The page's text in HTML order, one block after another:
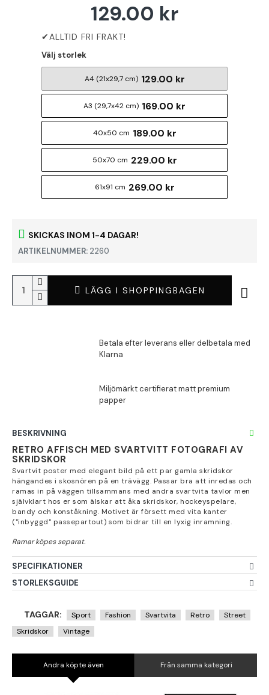
SKICKAS INOM 1-4 DAGAR!
ARTIKELNUMMER: 2260
129.00 kr
Välj storlek
A4 (21x29,7 cm) 129.00 kr
A3 (29,7x42 cm) 169.00 kr
40x50 cm 189.00 kr
50x70 cm 229.00 kr
61x91 cm 269.00 kr
LÄGG I SHOPPINGBAGEN
BESKRIVNING
RETRO AFFISCH MED SVARTVITT FOTOGRAFI AV
SKRIDSKOR
Svartvit poster med elegant bild på ett par gamla skridskor
hängandes i skosnören på en trävägg. Passar bra att inredas och
ramas in på väggen tillsammans med andra svartvita tavlor men
självklart hos er som älskar att åka skridskor, hockeyspelare,
bandy och konståkning. Motivet är försett med vita kanter
("inbyggd" passepartout) som bidrar till en lyxig inramning.
SPECIFIKATIONER
STORLEKSGUIDE
TAGGAR: Sport Fashion Svartvita Retro
Street
Skridskor
Vintage
Andra köpte även Från samma kategori